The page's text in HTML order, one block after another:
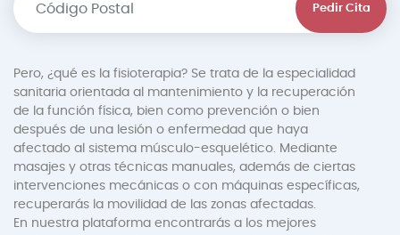
Pedir Cita
Pero, ¿qué es la fisioterapia? Se trata de la especialidad
sanitaria orientada al mantenimiento y la recuperación
de la función física, bien como prevención o bien
después de una lesión o enfermedad que haya
afectado al sistema músculo-esquelético. Mediante
masajes y otras técnicas manuales, además de ciertas
intervenciones mecánicas o con máquinas específicas,
recuperarás la movilidad de las zonas afectadas.
En nuestra plataforma encontrarás a los mejores